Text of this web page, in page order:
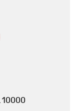
10000